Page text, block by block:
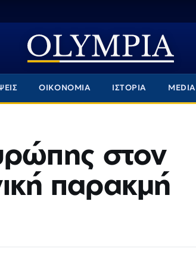
ΟΙΚΟΝΟΜΙΑ ΙΣΤΟΡΙΑ MEDIA
στον
παρακμή